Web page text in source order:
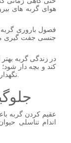
هوای گربه های
فصول باروری گربه
جنسی جفت گیری
در زندگی گربه
کند و بچه دار
عقیم کردن گربه
اندام تناسلی